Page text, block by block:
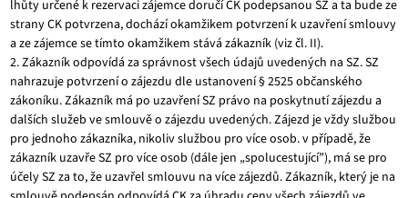
lhůty určené k rezervaci zájemce doručí CK podepsanou SZ a ta bude ze
strany CK potvrzena, dochází okamžikem potvrzení k uzavření smlouvy
a ze zájemce se tímto okamžikem stává zákazník (viz čl. II).
2. Zákazník odpovídá za správnost všech údajů uvedených na SZ. SZ
nahrazuje potvrzení o zájezdu dle ustanovení § 2525 občanského
zákoníku. Zákazník má po uzavření SZ právo na poskytnutí zájezdu a
dalších služeb ve smlouvě o zájezdu uvedených. Zájezd je vždy službou
pro jednoho zákazníka, nikoliv službou pro více osob. v případě, že
zákazník uzavře SZ pro více osob (dále jen „spolucestující”), má se pro
účely SZ za to, že uzavřel smlouvu na více zájezdů. Zákazník, který je na